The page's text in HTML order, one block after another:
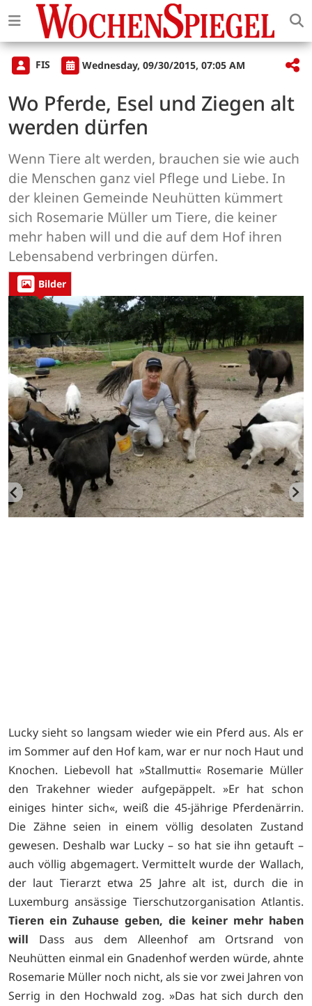
FIS Wednesday, 09/30/2015, 07:05 AM
Wo Pferde, Esel und Ziegen alt
werden dürfen
Wenn Tiere alt werden, brauchen sie wie auch
die Menschen ganz viel Pflege und Liebe. In
der kleinen Gemeinde Neuhütten kümmert
sich Rosemarie Müller um Tiere, die keiner
mehr haben will und die auf dem Hof ihren
Lebensabend verbringen dürfen.
Bilder
Lucky sieht so langsam wieder wie ein Pferd aus. Als er
im Sommer auf den Hof kam, war er nur noch Haut und
Knochen. Liebevoll hat »Stallmutti« Rosemarie Müller
den Trakehner wieder aufgepäppelt. »Er hat schon
einiges hinter sich«, weiß die 45-jährige Pferdenärrin.
Die Zähne seien in einem völlig desolaten Zustand
gewesen. Deshalb war Lucky – so hat sie ihn getauft –
auch völlig abgemagert. Vermittelt wurde der Wallach,
der laut Tierarzt etwa 25 Jahre alt ist, durch die in
Luxemburg ansässige Tierschutzorganisation Atlantis.
Tieren ein Zuhause geben, die keiner mehr haben
will Dass aus dem Alleenhof am Ortsrand von
Neuhütten einmal ein Gnadenhof werden würde, ahnte
Rosemarie Müller noch nicht, als sie vor zwei Jahren von
Serrig in den Hochwald zog. »Das hat sich durch den